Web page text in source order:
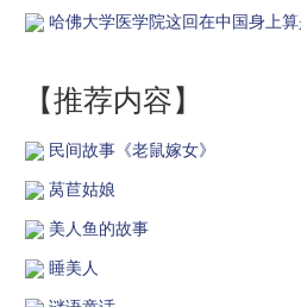
哈佛大学医学院这回在中国身上
【推荐内容】
民间故事《老鼠嫁女》
莴苣姑娘
美人鱼的故事
睡美人